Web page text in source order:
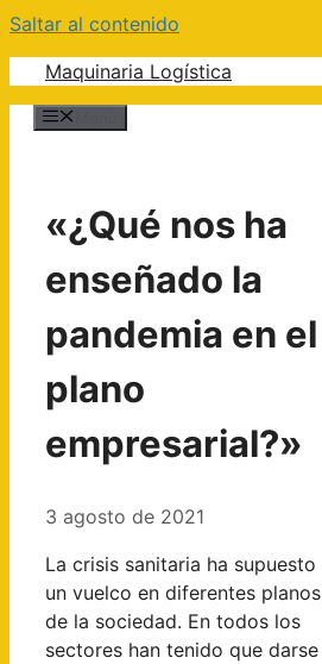
Saltar al contenido
Maquinaria Logística
«¿Qué nos ha
enseñado la
pandemia en el
plano
empresarial?»
3 agosto de 2021
La crisis sanitaria ha supuesto
un vuelco en diferentes planos
de la sociedad. En todos los
sectores han tenido que darse